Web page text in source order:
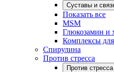
Суставы и
Показать все
MSM
Глюкозамин и
Комплексы для
Спирулина
Против стресса
Против стресса